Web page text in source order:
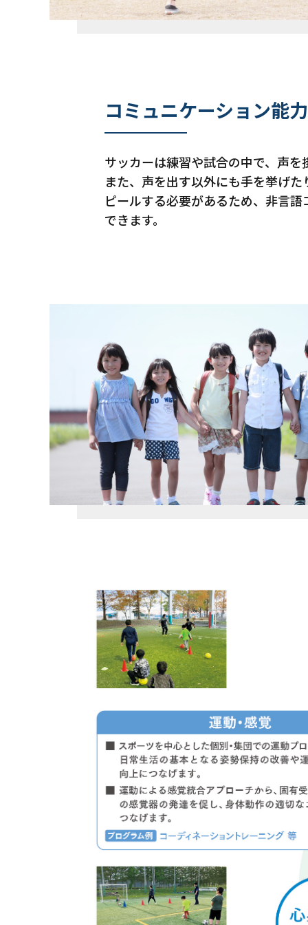
コミュニケーション能
サッカーは練習や試合の中で、声
また、声を出す以外にも手を挙げ
ピールする必要があるため、非言
できます。